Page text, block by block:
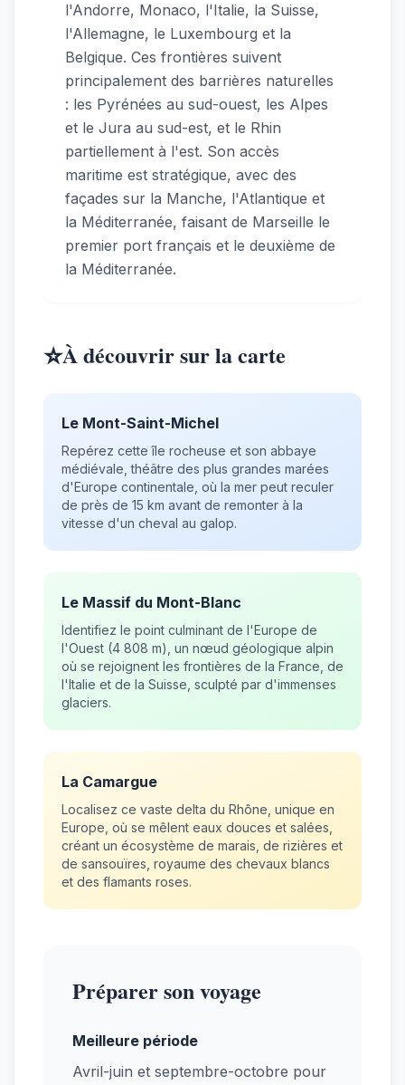
l'Andorre, Monaco, l'Italie, la Suisse,
l'Allemagne, le Luxembourg et la
Belgique. Ces frontières suivent
principalement des barrières naturelles
: les Pyrénées au sud-ouest, les Alpes
et le Jura au sud-est, et le Rhin
partiellement à l'est. Son accès
maritime est stratégique, avec des
façades sur la Manche, l'Atlantique et
la Méditerranée, faisant de Marseille le
premier port français et le deuxième de
la Méditerranée.
⭐À découvrir sur la carte
Le Mont-Saint-Michel
Repérez cette île rocheuse et son abbaye
médiévale, théâtre des plus grandes marées
d'Europe continentale, où la mer peut reculer
de près de 15 km avant de remonter à la
vitesse d'un cheval au galop.
Le Massif du Mont-Blanc
Identifiez le point culminant de l'Europe de
l'Ouest (4 808 m), un nœud géologique alpin
où se rejoignent les frontières de la France, de
l'Italie et de la Suisse, sculpté par d'immenses
glaciers.
La Camargue
Localisez ce vaste delta du Rhône, unique en
Europe, où se mêlent eaux douces et salées,
créant un écosystème de marais, de rizières et
de sansouïres, royaume des chevaux blancs
et des flamants roses.
Préparer son voyage
Meilleure période
Avril-juin et septembre-octobre pour